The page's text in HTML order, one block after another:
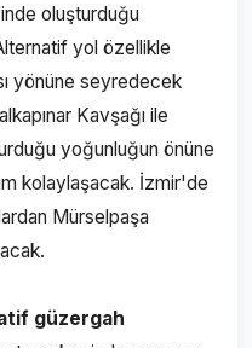
oluşturduğu
yol özellikle
yönüne seyredecek
Kavşağı ile
yoğunluğun önüne
kolaylaşacak. İzmir'de
Mürselpaşa
güzergah